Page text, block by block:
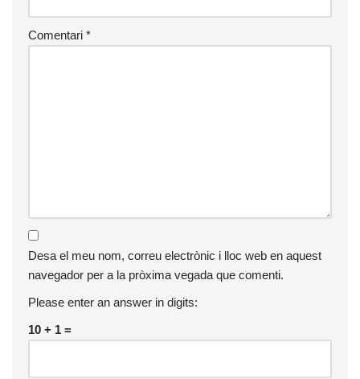
Comentari *
Desa el meu nom, correu electrònic i lloc web en aquest
navegador per a la pròxima vegada que comenti.
Please enter an answer in digits:
10 + 1 =